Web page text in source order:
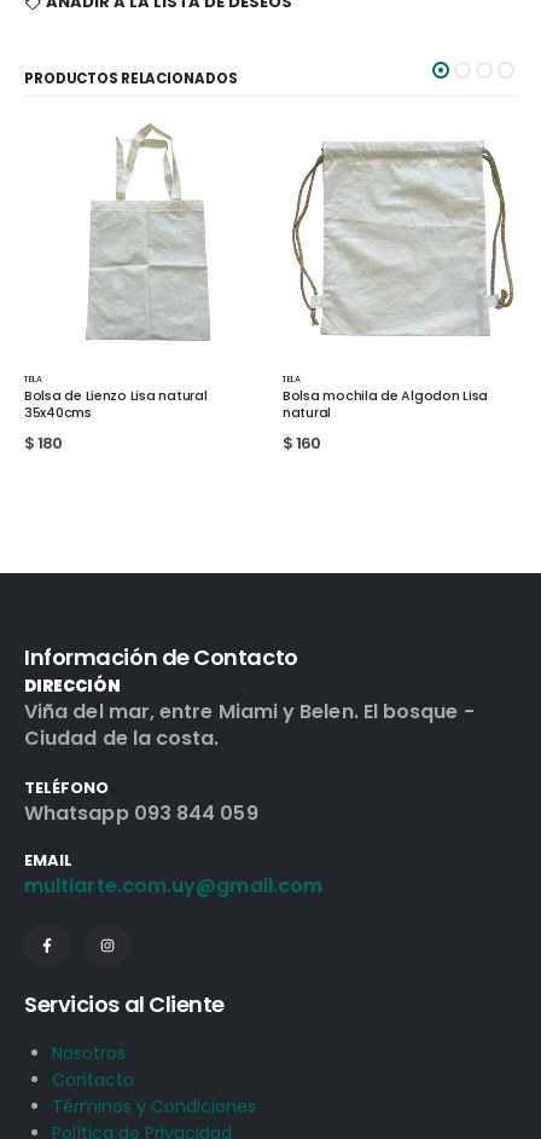
PRODUCTOS RELACIONADOS
TELA
Bolsa mochila de Algodon Lisa
natural
$160
TELA
Cartuchera de lino sublimable
grande
$210
Información de Contacto
DIRECCIÓN
Viña del mar, entre Miami y Belen. El bosque -
Ciudad de la costa.
TELÉFONO
Whatsapp 093 844 059
EMAIL
multiarte.com.uy@gmail.com
Servicios al Cliente
Nosotros
Contacto
Términos y Condiciones
Política de Privacidad